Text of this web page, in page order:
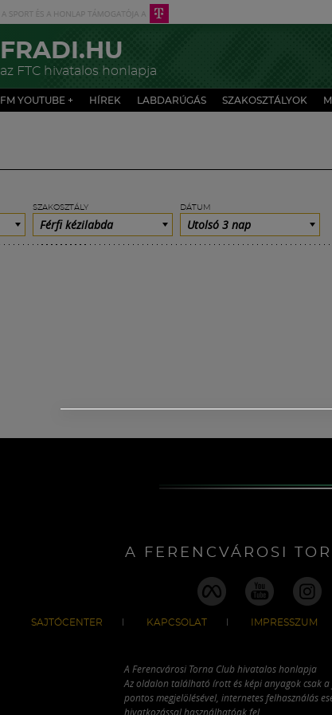
FRADI.HU
az FTC hivatalos honlapja
FM YOUTUBE + HÍREK LABDARÚGÁS SZAKOSZTÁLYOK
SZAKOSZTÁLY
Férfi kézilabda
DÁTUM
Utolsó 3 nap
A FERENCVÁROSI
SAJTÓCENTER KAPCSOLAT IMPRESSZUM
A Ferencvárosi Torna Club hivatalos honlapja
Az oldalon található írott és képi anyagok csak
pontos megjelölésével, internetes felhasználás
hivatkozással használhatóak fel.